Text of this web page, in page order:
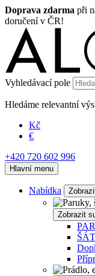
Doprava zdarma při
doručení v ČR!
Vyhledávací pole
Hledáme relevantní
Kč
€
+420 720 602 996
Hlavní menu
Nabídka
Zobrazit